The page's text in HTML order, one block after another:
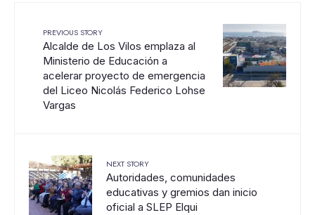
PREVIOUS STORY
Alcalde de Los Vilos emplaza al
Ministerio de Educación a
acelerar proyecto de emergencia
del Liceo Nicolás Federico Lohse
Vargas
NEXT STORY
Autoridades, comunidades
educativas y gremios dan inicio
oficial a SLEP Elqui